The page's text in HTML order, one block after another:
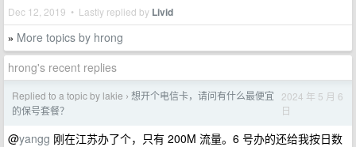
Dec 12, 2019 • Lastly replied by Livid
» More topics by hrong
hrong's recent replies
Replied to a topic by lakie › 想开个电信卡，请问有什么最便宜
的保号套餐？
2024 年 5 月 6
日
@yangg 刚在江苏办了个，只有 200M 流量。6 号办的还给我按日数